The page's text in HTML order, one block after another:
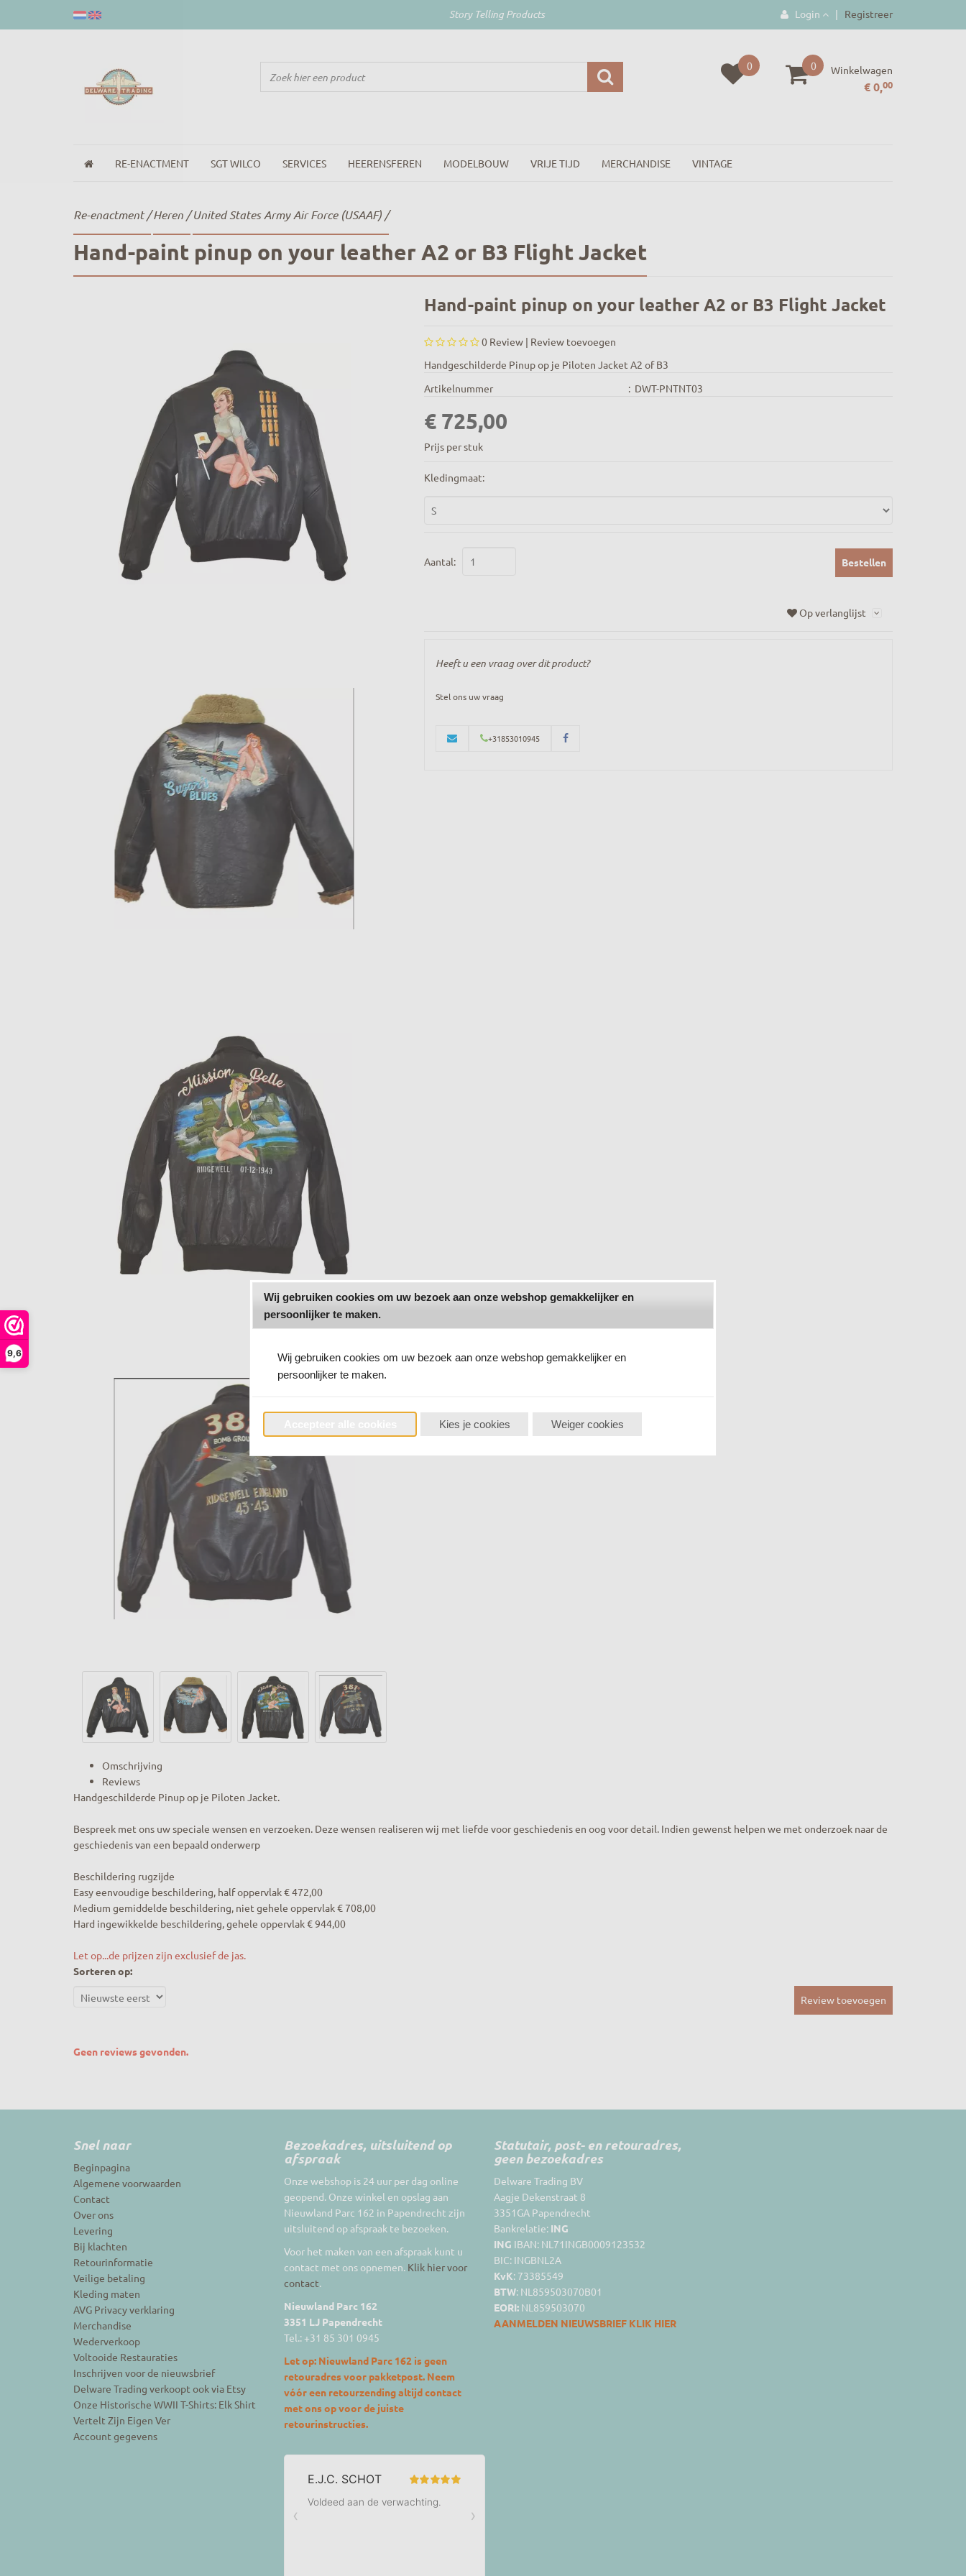
9,6
Story Telling Products Login | Registreer
0 0 Winkelwagen
€ 0,00
RE-ENACTMENT SGT WILCO SERVICES HEERENSFEREN MODELBOUW VRIJE TIJD MERCHANDISE VINTAGE
Re-enactment/Heren / United States Army Air Force (USAAF) /
Hand-paint pinup on your leather A2 or B3 Flight Jacket
Hand-paint pinup on your leather A2 or B3 Flight Jacket
0Review | Review toevoegen
Handgeschilderde Pinup op je Piloten Jacket A2 of B3
Artikelnummer
: DWT-PNTNT03
€ 725,00
Prijs per stuk
Kledingmaat:
Aantal: Bestellen
Op verlanglijst
Heeft u een vraag over dit product?
Stel ons uw vraag
+31853010945
Omschrijving
Reviews
Handgeschilderde Pinup op je Piloten Jacket.
Bespreek met ons uw speciale wensen en verzoeken. Deze wensen realiseren wij met liefde voor geschiedenis en oog voor detail. Indien gewenst helpen we met onderzoek naar de
geschiedenis van een bepaald onderwerp
Beschildering rugzĳde
Easy eenvoudige beschildering, half oppervlak € 472,00
Medium gemiddelde beschildering, niet gehele oppervlak € 708,00
Hard ingewikkelde beschildering, gehele oppervlak € 944,00
Let op...de prijzen zijn exclusief de jas.
Sorteren op:
Review toevoegen
Geen reviews gevonden.
Snel naar
Beginpagina
Algemene voorwaarden
Contact
Over ons
Levering
Bij klachten
Retourinformatie
Veilige betaling
Kleding maten
AVG Privacy verklaring
Merchandise
Wederverkoop
Voltooide Restauraties
Inschrijven voor de nieuwsbrief
Delware Trading verkoopt ook via Etsy
Onze Historische WWII T-Shirts: Elk Shirt
Vertelt Zijn Eigen Ver
Account gegevens
Bezoekadres, uitsluitend op
afspraak
Onze webshop is 24 uur per dag online
geopend. Onze winkel en opslag aan
Nieuwland Parc 162 in Papendrecht zijn
uitsluitend op afspraak te bezoeken.
Voor het maken van een afspraak kunt u
contact met ons opnemen. Klik hier voor
contact.
Nieuwland Parc 162
3351 LJ Papendrecht
Tel.: +31 85 301 0945
Let op: Nieuwland Parc 162 is geen
retouradres voor pakketpost. Neem
vóór een retourzending altijd contact
met ons op voor de juiste
retourinstructies.
Statutair, post- en retouradres,
geen bezoekadres
Delware Trading BV
Aagje Dekenstraat 8
3351GA Papendrecht
Bankrelatie: ING
ING IBAN: NL71INGB0009123532
BIC: INGBNL2A
KvK: 73385549
BTW: NL859503070B01
EORI: NL859503070
AANMELDEN NIEUWSBRIEF KLIK HIER
Wij gebruiken cookies om uw bezoek aan onze webshop gemakkelijker en
persoonlijker te maken.
Wij gebruiken cookies om uw bezoek aan onze webshop gemakkelijker en
persoonlijker te maken.
Kies je cookies Weiger cookies